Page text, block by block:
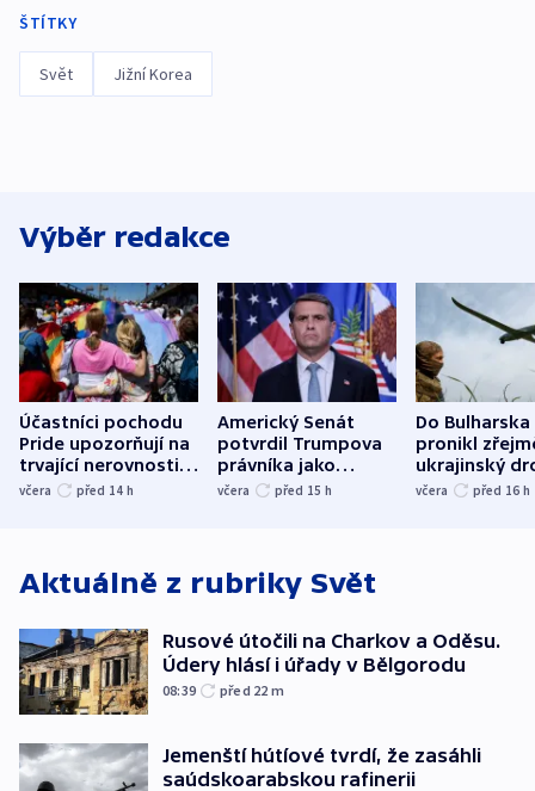
ŠTÍTKY
Svět Jižní Korea
Výběr redakce
Účastníci pochodu
Pride upozorňují na
trvající nerovnosti i
společenskou
včera před 14 h
Americký Senát
potvrdil Trumpova
právníka jako
ministra
včera před 15 h
Do Bulharska
pronikl
ukrajinský
explodoval
včera před 16 h
Aktuálně z rubriky Svět
Rusové útočili na Charkov a Oděsu.
Údery hlásí i úřady v Bělgorodu
08:39 před 22 m
Jemenští hútíové tvrdí, že zasáhli
saúdskoarabskou rafinerii